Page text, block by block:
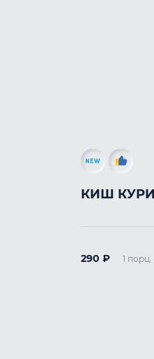
КИШ
290 ₽ 1 порц.